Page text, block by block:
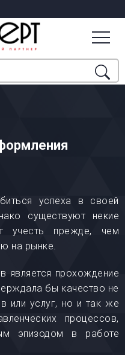
успеха в своей
существуют некие
учесть прежде, чем
на рынке.
является прохождение
бы качество не
или услуг, но и так же
процессов,
эпизодом в работе